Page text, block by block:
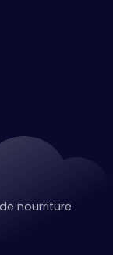
nourriture